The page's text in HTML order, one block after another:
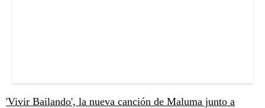
'Vivir Bailando', la nueva canción de Maluma junto a